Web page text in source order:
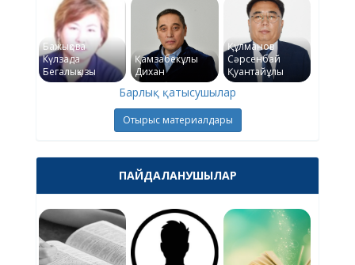
Бажықова
Күлзада
Бегалықызы
Қамзабекұлы
Дихан
Құлманов
Сәрсенбай
Қуантайұлы
Барлық қатысушылар
Отырыс материалдары
ПАЙДАЛАНУШЫЛАР